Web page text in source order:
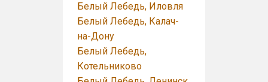
Белый Лебедь, Иловля
Белый Лебедь, Калач-
на-Дону
Белый Лебедь,
Котельниково